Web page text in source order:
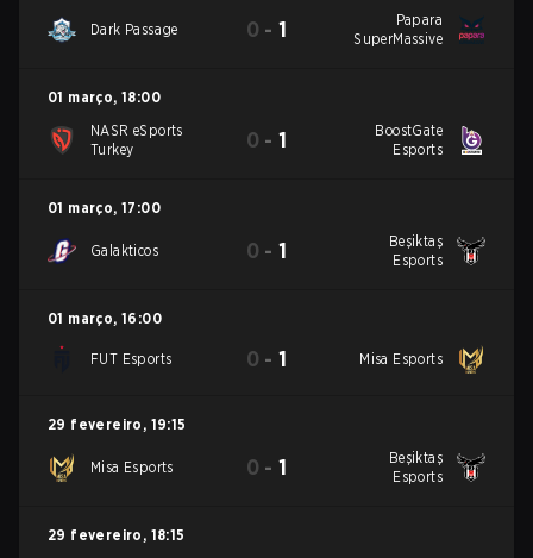
Dark Passage 0 -1
Papara
SuperMassive
01 março, 18:00
NASR eSports
Turkey
0 -1
BoostGate
Esports
01 março, 17:00
Galakticos 0 -1
Beşiktaş
Esports
01 março, 16:00
FUT Esports 0 -1 Misa Esports
29 fevereiro , 19:15
Misa Esports 0 -1
Beşiktaş
Esports
29 fevereiro , 18:15